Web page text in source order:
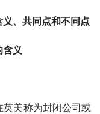
、共同点和不同点
含义
英美称为封闭公司或